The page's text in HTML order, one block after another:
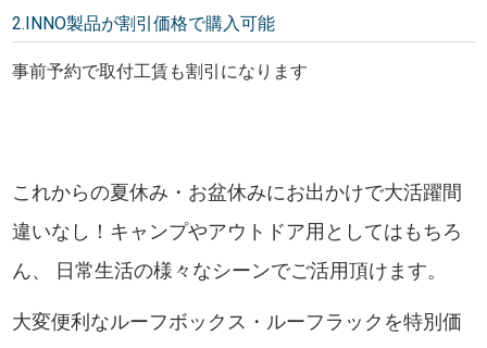
2.INNO製品が割引価格で購入可能
事前予約で取付工賃も割引になります
これからの夏休み・お盆休みにお出かけで大活躍間
違いなし！キャンプやアウトドア用としてはもちろ
ん、 日常生活の様々なシーンでご活用頂けます。
大変便利なルーフボックス・ルーフラックを特別価